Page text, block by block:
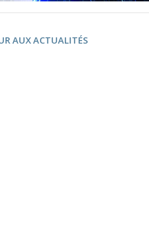
AUX ACTUALITÉS